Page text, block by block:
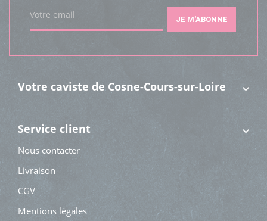
Votre caviste de Cosne-Cours-sur-Loire
Service client
Nous contacter
Livraison
CGV
Mentions légales
Votre email JE M'ABONNE